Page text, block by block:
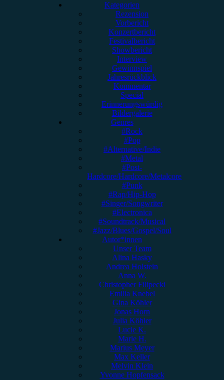
Kategorien
Rezension
Vorbericht
Konzertbericht
Festivalbericht
Showbericht
Interview
Gewinnspiel
Jahresrückblick
Kommentar
Special
Erinnerungswürdig
Bildergalerie
Genres
#Rock
#Pop
#Alternative/Indie
#Metal
#Post-
Hardcore/Hardcore/Metalcore
#Punk
#Rap/Hip-Hop
#Singer/Songwriter
#Electronica
#Soundtrack/Musical
#Jazz/Blues/Gospel/Soul
Autor*innen
Unser Team
Alina Hasky
Andrea Holstein
Anna W.
Christopher Filipecki
Emilia Knebel
Gina Köhler
Jonas Horn
Julia Köhler
Lucie K.
Marie H.
Marius Meyer
Max Keller
Melvin Klein
Yvonne Hopfensack